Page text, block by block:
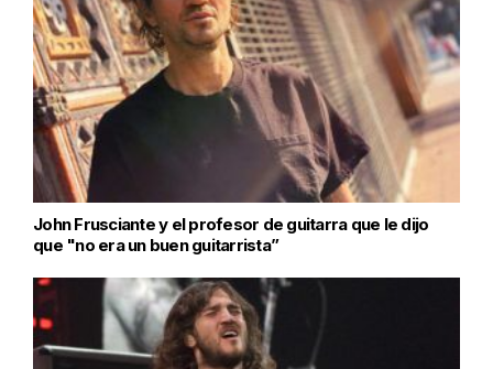
John Frusciante y el profesor de guitarra que le dijo
que "no era un buen guitarrista”